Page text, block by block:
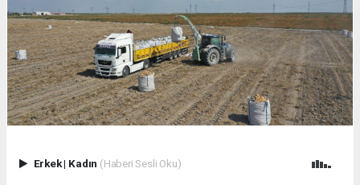
Erkek| Kadın (Haberi Sesli Oku)